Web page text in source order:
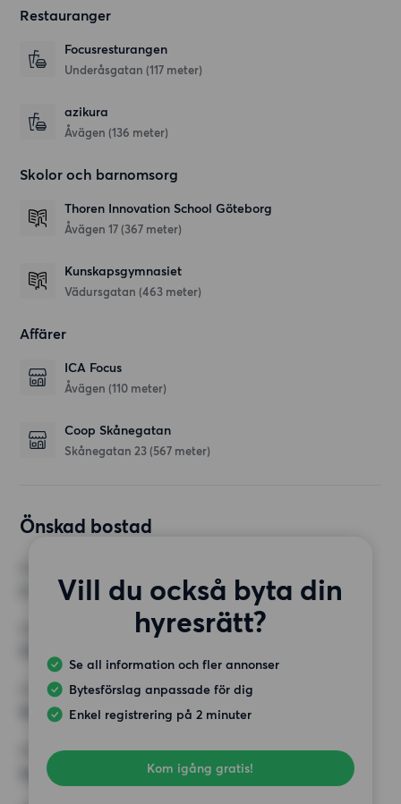
Restauranger
Focusresturangen
Underåsgatan (117 meter)
azikura
Åvägen (136 meter)
Skolor och barnomsorg
Thoren Innovation School Göteborg
Åvägen 17 (367 meter)
Kunskapsgymnasiet
Vädursgatan (463 meter)
Affärer
ICA Focus
Åvägen (110 meter)
Coop Skånegatan
Skånegatan 23 (567 meter)
Önskad bostad
Vill du också byta din
hyresrätt?
Se all information och fler annonser
Bytesförslag anpassade för dig
Enkel registrering på 2 minuter
Kom igång gratis!
MINST ANTAL KVADRATMETER
HÖGSTA HYRA
10 000 kr
Inga speciella krav